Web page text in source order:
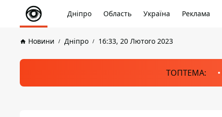
Дніпро Область Україна Реклама
Новини Дніпро 16:33, 20 Лютого 2023
ТОПТЕМА: